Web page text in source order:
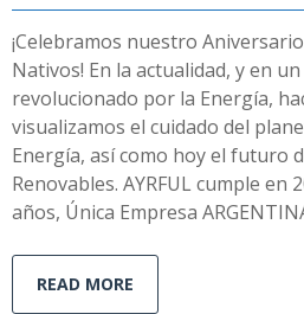
¡Celebramos nuestro
Nativos! En la actualidad, y en
revolucionado por la Energía,
visualizamos el cuidado del
Energía, así como hoy el futuro
Renovables. AYRFUL cumple en
años, Única Empresa
READ MORE